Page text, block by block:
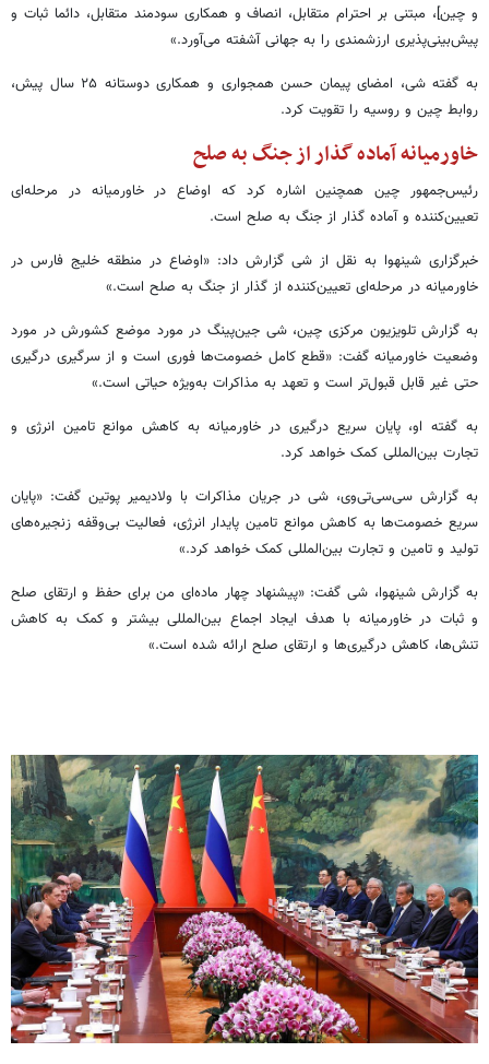
و چین]، مبتنی بر احترام متقابل، انصاف و همکاری سودمند متقابل، دائما ثبات و
پیش‌بینی‌پذیری ارزشمندی را به جهانی آشفته می‌آورد.»
به گفته شی، امضای پیمان حسن همجواری و همکاری دوستانه ۲۵ سال پیش،
روابط چین و روسیه را تقویت کرد.
خاورمیانه آماده گذار از جنگ به صلح
رئیس‌جمهور چین همچنین اشاره کرد که اوضاع در خاورمیانه در مرحله‌ای
تعیین‌کننده و آماده گذار از جنگ به صلح است.
خبرگزاری شینهوا به نقل از شی گزارش داد: «اوضاع در منطقه خلیج فارس در
خاورمیانه در مرحله‌ای تعیین‌کننده از گذار از جنگ به صلح است.»
به گزارش تلویزیون مرکزی چین، شی جین‌پینگ در مورد موضع کشورش در مورد
وضعیت خاورمیانه گفت: «قطع کامل خصومت‌ها فوری است و از سرگیری درگیری
حتی غیر قابل قبول‌تر است و تعهد به مذاکرات به‌ویژه حیاتی است.»
به گفته او، پایان سریع درگیری در خاورمیانه به کاهش موانع تامین انرژی و
تجارت بین‌المللی کمک خواهد کرد.
به گزارش سی‌سی‌تی‌وی، شی در جریان مذاکرات با ولادیمیر پوتین گفت: «پایان
سریع خصومت‌ها به کاهش موانع تامین پایدار انرژی، فعالیت بی‌وقفه زنجیره‌های
تولید و تامین و تجارت بین‌المللی کمک خواهد کرد.»
به گزارش شینهوا، شی گفت: «پیشنهاد چهار ماده‌ای من برای حفظ و ارتقای صلح
و ثبات در خاورمیانه با هدف ایجاد اجماع بین‌المللی بیشتر و کمک به کاهش
تنش‌ها، کاهش درگیری‌ها و ارتقای صلح ارائه شده است.»